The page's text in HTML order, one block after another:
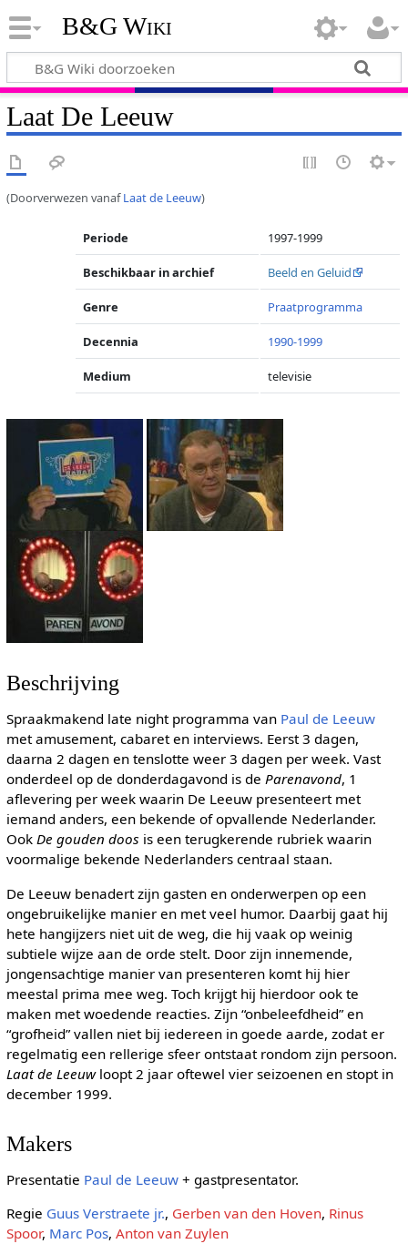
B&G Wiki
Laat De Leeuw
(Doorverwezen vanafLaat de Leeuw)
Periode 1997-1999
Beschikbaar in archief Beeld en Geluid
Genre Praatprogramma
Decennia 1990-1999
Medium televisie
Beschrijving
Spraakmakend late night programma van Paul de Leeuw
met amusement, cabaret en interviews. Eerst 3 dagen,
daarna 2 dagen en tenslotte weer 3 dagen per week. Vast
onderdeel op de donderdagavond is de Parenavond, 1
aflevering per week waarin De Leeuw presenteert met
iemand anders, een bekende of opvallende Nederlander.
Ook De gouden doos is een terugkerende rubriek waarin
voormalige bekende Nederlanders centraal staan.
De Leeuw benadert zijn gasten en onderwerpen op een
ongebruikelijke manier en met veel humor. Daarbij gaat hij
hete hangijzers niet uit de weg, die hij vaak op weinig
subtiele wijze aan de orde stelt. Door zijn innemende,
jongensachtige manier van presenteren komt hij hier
meestal prima mee weg. Toch krijgt hij hierdoor ook te
maken met woedende reacties. Zijn “onbeleefdheid” en
“grofheid” vallen niet bij iedereen in goede aarde, zodat er
regelmatig een rellerige sfeer ontstaat rondom zijn persoon.
Laat de Leeuwloopt 2 jaar oftewel vier seizoenen en stopt in
december 1999.
Makers
Presentatie Paul de Leeuw+ gastpresentator.
Regie Guus Verstraete jr., Gerben van den Hoven, Rinus
Spoor, Marc Pos, Anton van Zuylen